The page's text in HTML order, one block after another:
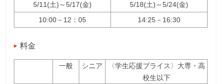
5/11(土)～5/17(金)
5/18(土)～5/24(金)
10:00－12：05
14:25－16:30
料金
一般 シニア
〈学生応援プライス〉大専・高
校生以下